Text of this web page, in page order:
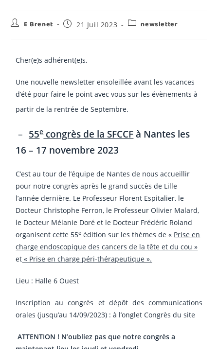
E Brenet 21 Juil 2023 newsletter
Cher(e)s adhérent(e)s,
Une nouvelle newsletter ensoleillée avant les vacances
d’été pour faire le point avec vous sur les évènements à
partir de la rentrée de Septembre.
– 55econgrès de la SFCCF à Nantes les
16 – 17 novembre 2023
C’est au tour de l’équipe de Nantes de nous accueillir
pour notre congrès après le grand succès de Lille
l’année dernière. Le Professeur Florent Espitalier, le
Docteur Christophe Ferron, le Professeur Olivier Malard,
le Docteur Mélanie Doré et le Docteur Frédéric Roland
organisent cette 55e édition sur les thèmes de « Prise en
charge endoscopique des cancers de la tête et du cou »
et « Prise en charge péri-thérapeutique ».
Lieu : Halle 6 Ouest
Inscription au congrès et dépôt des communications
orales (jusqu’au 14/09/2023) : à l’onglet Congrès du site
ATTENTION ! N’oubliez pas que notre congrès a